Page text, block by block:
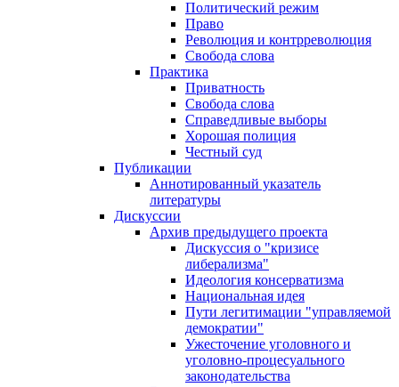
Политический режим
Право
Революция и контрреволюция
Свобода слова
Практика
Приватность
Свобода слова
Справедливые выборы
Хорошая полиция
Честный суд
Публикации
Аннотированный указатель
литературы
Дискуссии
Архив предыдущего проекта
Дискуссия о "кризисе
либерализма"
Идеология консерватизма
Национальная идея
Пути легитимации "управляемой
демократии"
Ужесточение уголовного и
уголовно-процесуального
законодательства